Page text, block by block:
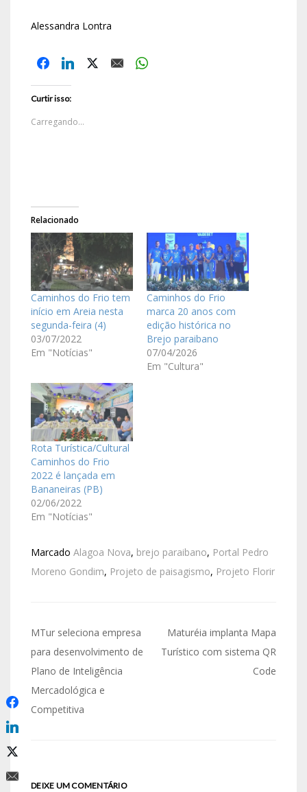
Alessandra Lontra
Curtir isso:
Carregando...
Relacionado
Caminhos do Frio tem
início em Areia nesta
segunda-feira (4)
03/07/2022
Em "Notícias"
Caminhos do Frio
marca 20 anos com
edição histórica no
Brejo paraibano
07/04/2026
Em "Cultura"
Rota Turística/Cultural
Caminhos do Frio
2022 é lançada em
Bananeiras (PB)
02/06/2022
Em "Notícias"
Marcado Alagoa Nova, brejo paraibano, Portal Pedro
Moreno Gondim, Projeto de paisagismo, Projeto Florir
MTur seleciona empresa
para desenvolvimento de
Plano de Inteligência
Mercadológica e
Competitiva
Maturéia implanta Mapa
Turístico com sistema QR
Code
DEIXE UM COMENTÁRIO